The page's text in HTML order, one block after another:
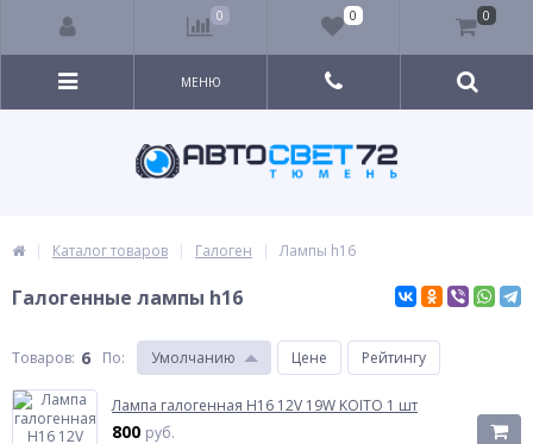
МЕНЮ
Каталог товаров Галоген Лампы h16
Галогенные лампы h16
Товаров: 6 По: Умолчанию Цене Рейтингу
Лампа галогенная H16 12V 19W KOITO 1 шт
800 руб.
0 0 0